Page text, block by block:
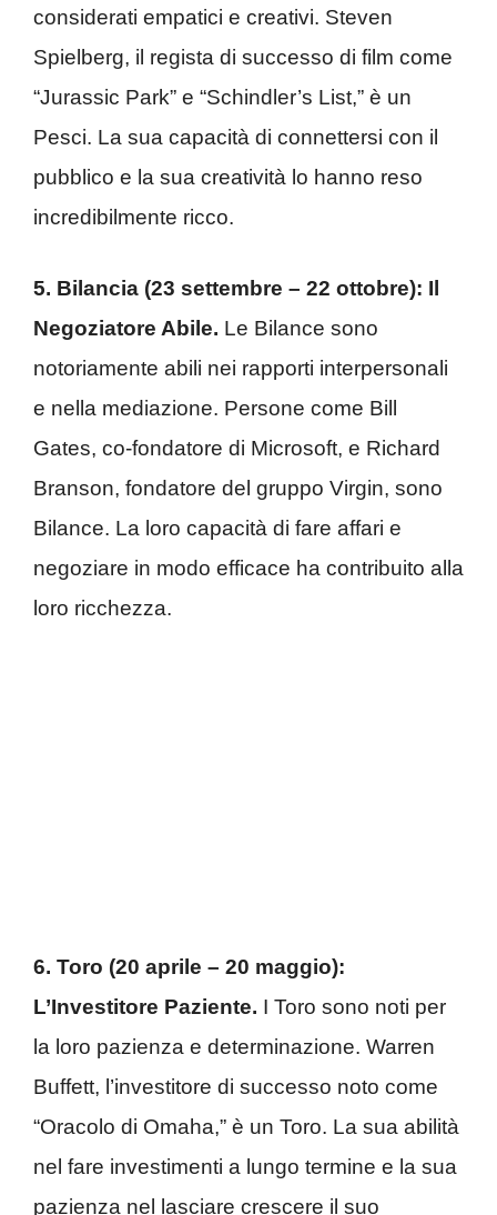
considerati empatici e creativi. Steven
Spielberg, il regista di successo di film come
“Jurassic Park” e “Schindler’s List,” è un
Pesci. La sua capacità di connettersi con il
pubblico e la sua creatività lo hanno reso
incredibilmente ricco.
5. Bilancia (23 settembre – 22 ottobre): Il
Negoziatore Abile. Le Bilance sono
notoriamente abili nei rapporti interpersonali
e nella mediazione. Persone come Bill
Gates, co-fondatore di Microsoft, e Richard
Branson, fondatore del gruppo Virgin, sono
Bilance. La loro capacità di fare affari e
negoziare in modo efficace ha contribuito alla
loro ricchezza.
6. Toro (20 aprile – 20 maggio):
L’Investitore Paziente. I Toro sono noti per
la loro pazienza e determinazione. Warren
Buffett, l’investitore di successo noto come
“Oracolo di Omaha,” è un Toro. La sua abilità
nel fare investimenti a lungo termine e la sua
pazienza nel lasciare crescere il suo